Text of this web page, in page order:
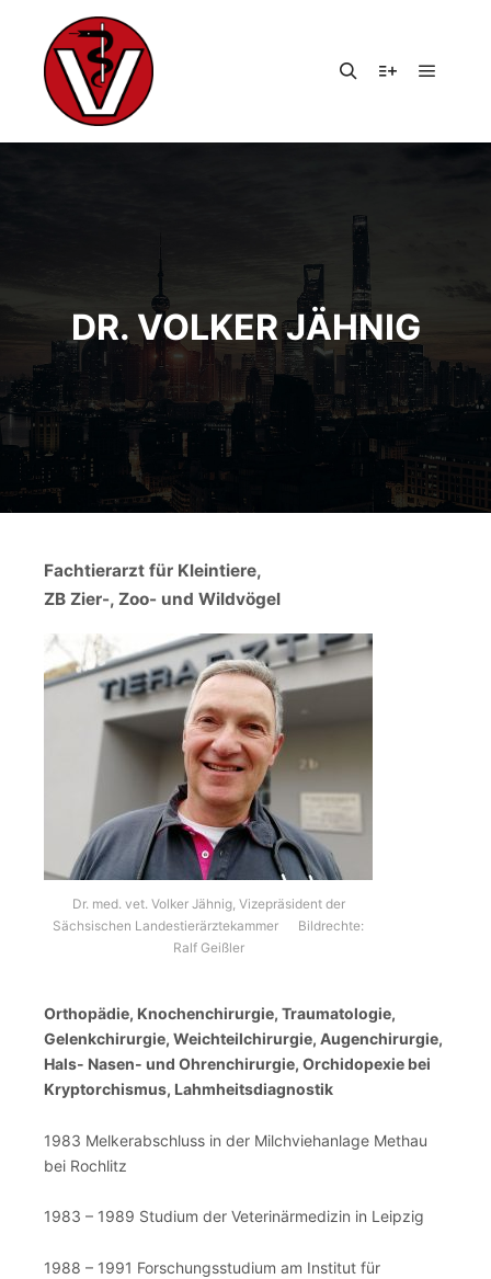
DR. VOLKER JÄHNIG
Fachtierarzt für Kleintiere,
ZB Zier-, Zoo- und Wildvögel
Dr. med. vet. Volker Jähnig, Vizepräsident der
Sächsischen Landestierärztekammer Bildrechte:
Ralf Geißler
Orthopädie, Knochenchirurgie, Traumatologie,
Gelenkchirurgie, Weichteilchirurgie, Augenchirurgie,
Hals- Nasen- und Ohrenchirurgie, Orchidopexie bei
Kryptorchismus, Lahmheitsdiagnostik
1983 Melkerabschluss in der Milchviehanlage Methau
bei Rochlitz
1983 – 1989 Studium der Veterinärmedizin in Leipzig
1988 – 1991 Forschungsstudium am Institut für